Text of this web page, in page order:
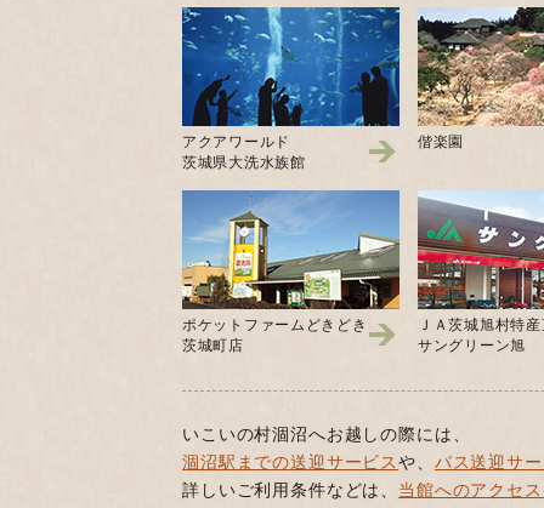
アクアワールド
茨城県大洗水族館
偕楽園
ポケットファームどきどき
茨城町店
ＪＡ茨城旭村特
サングリーン旭
いこいの村涸沼へお越しの際には、
涸沼駅までの送迎サービスや、 バス送迎サ
詳しいご利用条件などは、 当館へのアクセ